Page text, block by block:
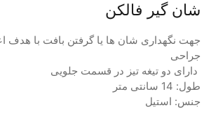
شان گیر فالکن
جهت نگهداری شان ها یا گرفتن بافت با
جراحی
دارای دو تیغه تیز در قسمت جلویی
طول: 14 سانتی متر
جنس: استیل